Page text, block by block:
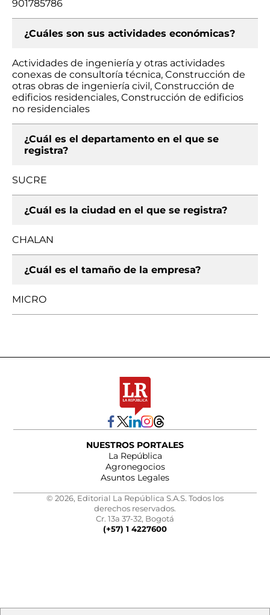
901785786
¿Cuáles son sus actividades económicas?
Actividades de ingeniería y otras actividades
conexas de consultoría técnica, Construcción de
otras obras de ingeniería civil, Construcción de
edificios residenciales, Construcción de edificios
no residenciales
¿Cuál es el departamento en el que se
registra?
SUCRE
¿Cuál es la ciudad en el que se registra?
CHALAN
¿Cuál es el tamaño de la empresa?
MICRO
NUESTROS PORTALES
La República
Agronegocios
Asuntos Legales
© 2026, Editorial La República S.A.S. Todos los
derechos reservados.
Cr. 13a 37-32, Bogotá
(+57) 1 4227600